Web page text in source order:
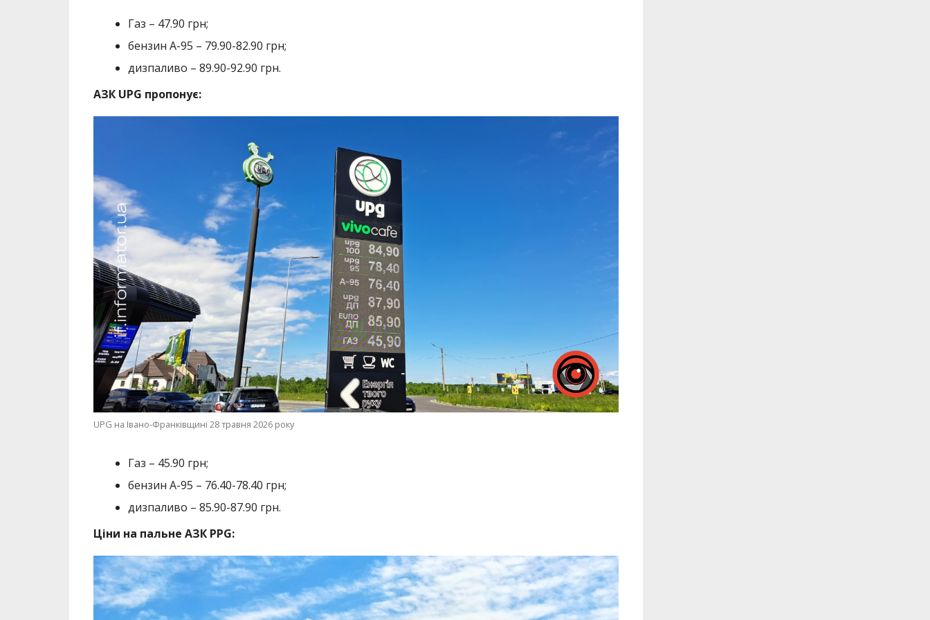
Газ – 47.90 грн;
бензин А-95 – 79.90-82.90 грн;
дизпаливо – 89.90-92.90 грн.
АЗК UPG пропонує:
UPG на Івано-Франківщині 28 травня 2026 року
Газ – 45.90 грн;
бензин А-95 – 76.40-78.40 грн;
дизпаливо – 85.90-87.90 грн.
Ціни на пальне АЗК PPG: